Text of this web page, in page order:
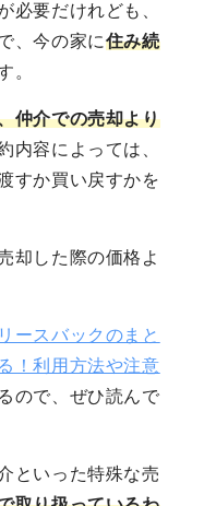
必要だけれども、
、今の家に住み続
。
仲介での売却より
内容によっては、
すか買い戻すかを
却した際の価格よ
リースバックのまと
！利用方法や注意
ので、ぜひ読んで
といった特殊な売